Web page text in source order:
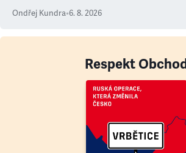
Ondřej Kundra•6. 8. 2026
Respekt Obchod